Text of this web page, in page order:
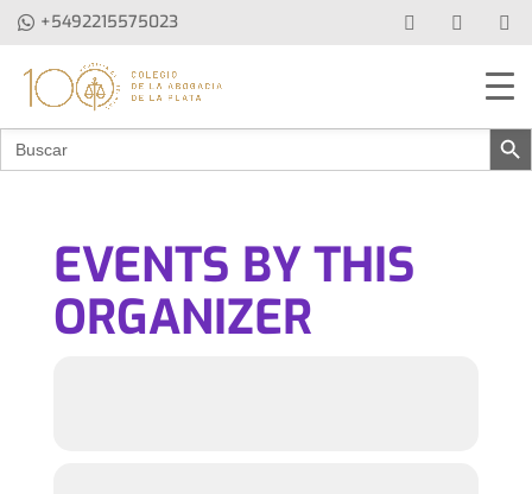
+5492215575023
Buscar: Botón de
EVENTS BY THIS
ORGANIZER